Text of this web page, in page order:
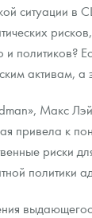
ситуации в
активам,
Макс
привела к
риски
политики